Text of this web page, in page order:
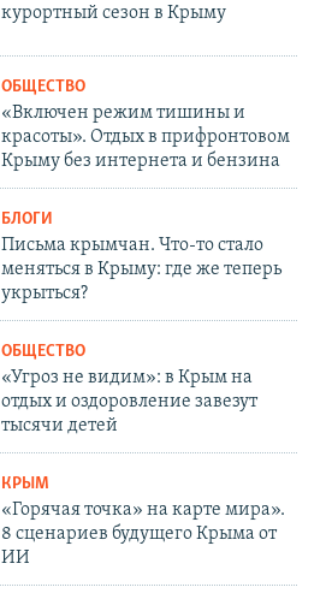
курортный сезон в Крыму
ОБЩЕСТВО
«Включен режим тишины и
красоты». Отдых в прифронтовом
Крыму без интернета и бензина
БЛОГИ
Письма крымчан. Что-то стало
меняться в Крыму: где же теперь
укрыться?
ОБЩЕСТВО
«Угроз не видим»: в Крым на
отдых и оздоровление завезут
тысячи детей
КРЫМ
«Горячая точка» на карте мира».
8 сценариев будущего Крыма от
ИИ